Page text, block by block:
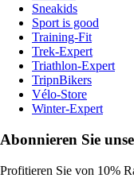
Sneakids
Sport is good
Training-Fit
Trek-Expert
Triathlon-Expert
TripnBikers
Vélo-Store
Winter-Expert
Abonnieren Sie
Profitieren Sie von 10%